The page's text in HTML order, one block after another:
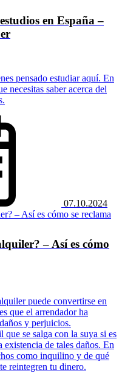
en España –
pensado estudiar aquí. En
necesitas saber acerca del
07.10.2024
– Así es cómo
puede convertirse en
que el arrendador ha
y perjuicios.
se salga con la suya si es
de tales daños. En
como inquilino y de qué
reintegren tu dinero.